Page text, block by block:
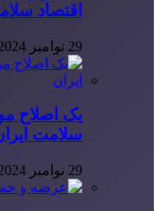
اقتصاد
29 نوامبر 2024
یک اصلاح
سلامت
29 نوامبر 2024